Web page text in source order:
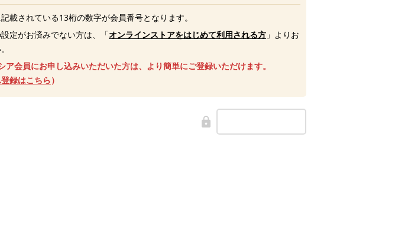
載されている13桁の数字が会員番号となります。
定がお済みでない方は、「オンラインストアをはじめて利用される方 」よりお
ア会員にお申し込みいただいた方は、より簡単にご登録いただけます。
録はこちら）